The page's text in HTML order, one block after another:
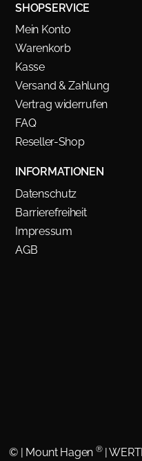
SHOPSERVICE
Mein Konto
Warenkorb
Kasse
Versand & Zahlung
Vertrag widerrufen
FAQ
Reseller-Shop
INFORMATIONEN
Datenschutz
Barrierefreiheit
Impressum
AGB
© | Mount Hagen ®|